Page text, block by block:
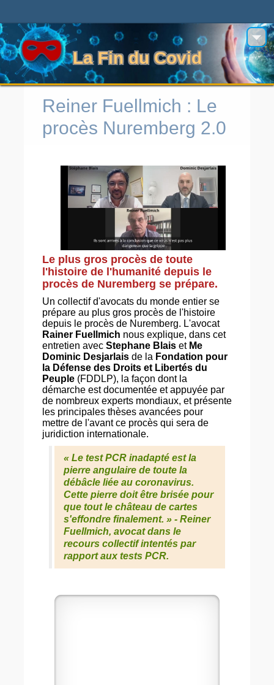
La Fin du Covid
Reiner Fuellmich : Le
procès Nuremberg 2.0
Le plus gros procès de toute
l'histoire de l'humanité depuis le
procès de Nuremberg se prépare.
Un collectif d'avocats du monde entier se
prépare au plus gros procès de l'histoire
depuis le procès de Nuremberg. L'avocat
Rainer Fuellmich nous explique, dans cet
entretien avec Stephane Blais et Me
Dominic Desjarlais de la Fondation pour
la Défense des Droits et Libertés du
Peuple (FDDLP), la façon dont la
démarche est documentée et appuyée par
de nombreux experts mondiaux, et présente
les principales thèses avancées pour
mettre de l'avant ce procès qui sera de
juridiction internationale.
« Le test PCR inadapté est la
pierre angulaire de toute la
débâcle liée au coronavirus.
Cette pierre doit être brisée pour
que tout le château de cartes
s'effondre finalement. » - Reiner
Fuellmich, avocat dans le
recours collectif intentés par
rapport aux tests PCR.